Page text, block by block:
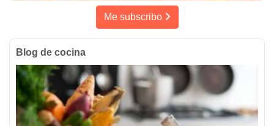
Me subscribo
Blog de cocina